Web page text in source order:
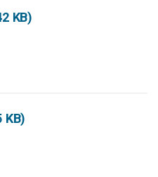
KB)
KB)